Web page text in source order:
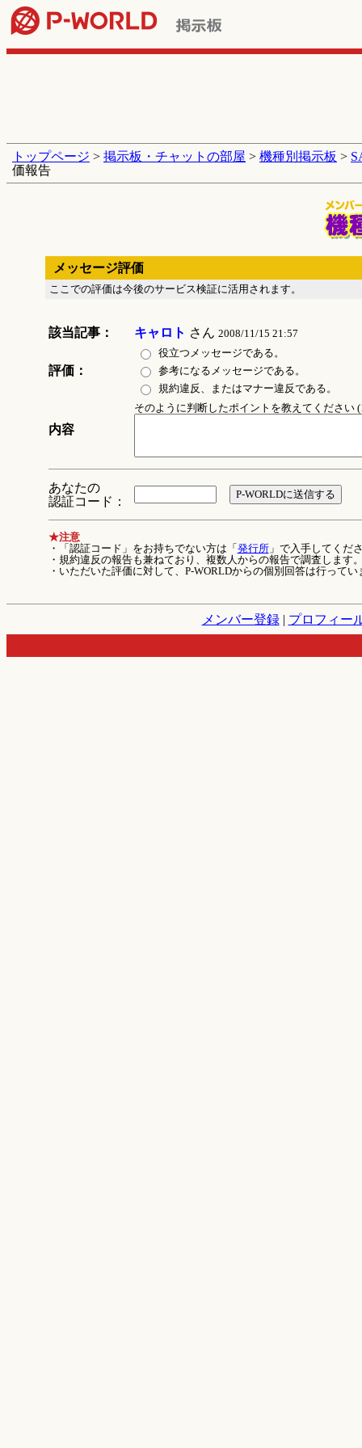
トップページ > 掲示板・チャットの部屋 > 機種別掲示板 >
価報告
メッセージ評価
ここでの評価は今後のサービス検証に活用されます。
該当記事： キャロト さん 2008/11/15 21:57
評価：
役立つメッセージである。
参考になるメッセージである。
規約違反、またはマナー違反である。
内容
そのように判断したポイントを教えてください
あなたの
認証コード：
★注意
・「認証コード」をお持ちでない方は「 発行所」で入手してくだ
・規約違反の報告も兼ねており、複数人からの報告で調査します
・いただいた評価に対して、P-WORLDからの個別回答は行ってい
メンバー登録| プロフィー